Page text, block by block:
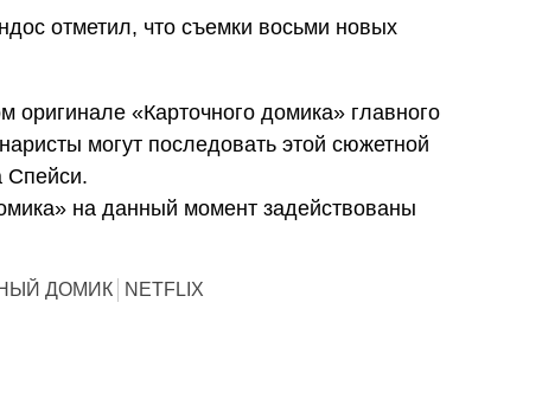
отметил, что съемки восьми новых
оригинале «Карточного домика» главного
могут последовать этой сюжетной
Спейси.
на данный момент задействованы
ДОМИК NETFLIX